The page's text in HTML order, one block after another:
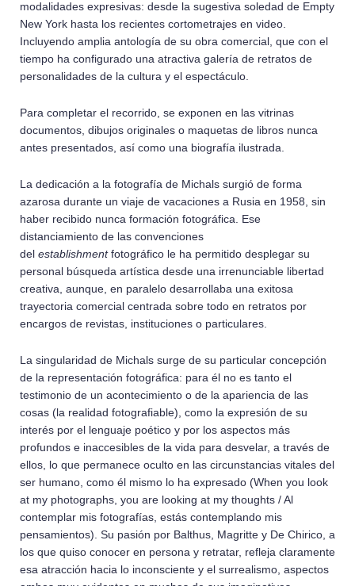
modalidades expresivas: desde la sugestiva soledad de Empty
New York hasta los recientes cortometrajes en video.
Incluyendo amplia antología de su obra comercial, que con el
tiempo ha configurado una atractiva galería de retratos de
personalidades de la cultura y el espectáculo.
Para completar el recorrido, se exponen en las vitrinas
documentos, dibujos originales o maquetas de libros nunca
antes presentados, así como una biografía ilustrada.
La dedicación a la fotografía de Michals surgió de forma
azarosa durante un viaje de vacaciones a Rusia en 1958, sin
haber recibido nunca formación fotográfica. Ese
distanciamiento de las convenciones
del establishment fotográfico le ha permitido desplegar su
personal búsqueda artística desde una irrenunciable libertad
creativa, aunque, en paralelo desarrollaba una exitosa
trayectoria comercial centrada sobre todo en retratos por
encargos de revistas, instituciones o particulares.
La singularidad de Michals surge de su particular concepción
de la representación fotográfica: para él no es tanto el
testimonio de un acontecimiento o de la apariencia de las
cosas (la realidad fotografiable), como la expresión de su
interés por el lenguaje poético y por los aspectos más
profundos e inaccesibles de la vida para desvelar, a través de
ellos, lo que permanece oculto en las circunstancias vitales del
ser humano, como él mismo lo ha expresado (When you look
at my photographs, you are looking at my thoughts / Al
contemplar mis fotografías, estás contemplando mis
pensamientos). Su pasión por Balthus, Magritte y De Chirico, a
los que quiso conocer en persona y retratar, refleja claramente
esa atracción hacia lo inconsciente y el surrealismo, aspectos